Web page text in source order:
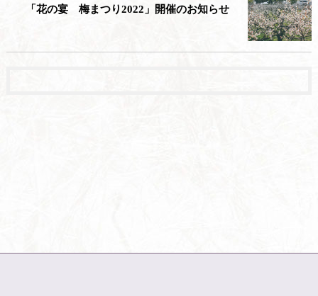
「花の宴 梅まつり2022」開催のお知らせ